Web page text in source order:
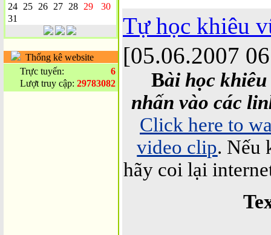
24 25 26 27 28 29
30
31
Thống kê website
Trực tuyến:
6
Lượt truy cập: 29783082
Tự học khiêu
[05.06.2007
Bài học
nhấn vào các
Click here to
video clip. Nếu
hãy coi lại